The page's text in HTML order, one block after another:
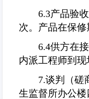
6.3产品验
次。产品在保
6.4供方在
内派工程师到现
7.谈判（磋
生监督所办公楼